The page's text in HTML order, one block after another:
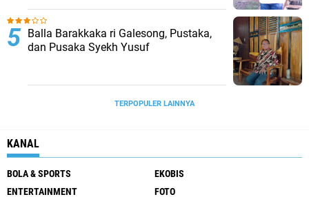
Balla Barakkaka ri Galesong, Pustaka,
dan Pusaka Syekh Yusuf
TERPOPULER LAINNYA
KANAL
BOLA & SPORTS
EKOBIS
ENTERTAINMENT
FOTO